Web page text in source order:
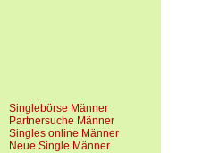
Singlebörse Männer
Partnersuche Männer
Singles online Männer
Neue Single Männer